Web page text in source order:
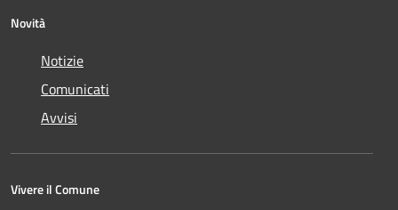
Novità
Notizie
Comunicati
Avvisi
Vivere il Comune